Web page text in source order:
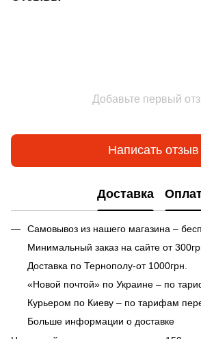
Добавьте первый
Написать отзыв
Доставка
Самовывоз из нашего магазина –
Минимальный заказ на сайте от
Доставка по Тернополу-от 1000грн.
«Новой почтой» по Украине – по
Курьером по Киеву – по тарифам
Больше информации о доставке